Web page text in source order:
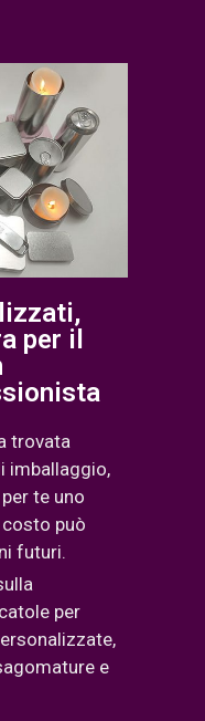
per il
trovata
imballaggio,
te uno
può
futuri.
per
e